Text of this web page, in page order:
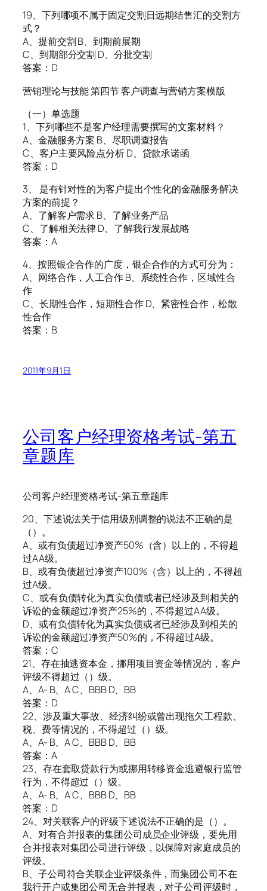
19、下列哪项不属于固定交割日远期结售汇的交割方
式？
A、提前交割 B、到期前展期
C、到期部分交割 D、分批交割
答案：D
营销理论与技能 第四节 客户调查与营销方案模版
（一）单选题
1、下列哪些不是客户经理需要撰写的文案材料？
A、金融服务方案 B、尽职调查报告
C、客户主要风险点分析 D、贷款承诺函
答案：D
3、 是有针对性的为客户提出个性化的金融服务解决
方案的前提？
A、了解客户需求 B、了解业务产品
C、了解相关法律 D、了解我行发展战略
答案：A
4、按照银企合作的广度，银企合作的方式可分为：
A、网络合作，人工合作 B、系统性合作，区域性合
作
C、长期性合作，短期性合作 D、紧密性合作，松散
性合作
答案：B
2011年9月1日
公司客户经理资格考试-第五
章题库
公司客户经理资格考试-第五章题库
20、下述说法关于信用级别调整的说法不正确的是
（）。
A、或有负债超过净资产50%（含）以上的，不得超
过AA级。
B、或有负债超过净资产100%（含）以上的，不得超
过A级。
C、或有负债转化为真实负债或者已经涉及到相关的
诉讼的金额超过净资产25%的，不得超过AA级。
D、或有负债转化为真实负债或者已经涉及到相关的
诉讼的金额超过净资产50%的，不得超过A级。
答案：C
21、存在抽逃资本金，挪用项目资金等情况的，客户
评级不得超过（）级。
A、A- B、A C、BBB D、BB
答案：D
22、涉及重大事故、经济纠纷或曾出现拖欠工程款、
税、费等情况的，不得超过（）级。
A、A- B、A C、BBB D、BB
答案：A
23、存在套取贷款行为或挪用转移资金逃避银行监管
行为，不得超过（）级。
A、A- B、A C、BBB D、BB
答案：D
24、对关联客户的评级下述说法不正确的是（）。
A、对有合并报表的集团公司成员企业评级，要先用
合并报表对集团公司进行评级，以保障对家庭成员的
评级。
B、子公司符合关联企业评级条件，而集团公司不在
我行开户或集团公司无合并报表，对子公司评级时，